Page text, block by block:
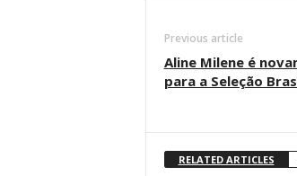
Previous article
Aline Milene é
para a Seleção
RELATED ARTICLES